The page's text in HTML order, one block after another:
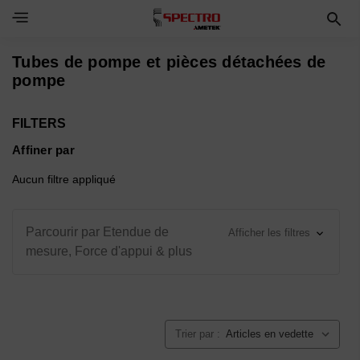
Toggle Navigation Menu
Tubes de pompe et pièces détachées de
pompe
FILTERS
Affiner par
Aucun filtre appliqué
Parcourir par Etendue de
mesure, Force d'appui & plus
Afficher les filtres
Trier par :